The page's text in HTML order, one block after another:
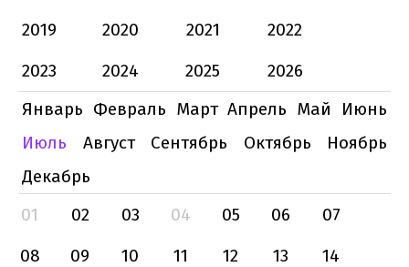
2019
2020 2021
2022
2023
2024 2025
2026
Январь Февраль Март Апрель Май
Июнь
Июль
Август Сентябрь Октябрь
Ноябрь
Декабрь
01
02 03 04 05 06
07
08
09 10 11 12 13
14